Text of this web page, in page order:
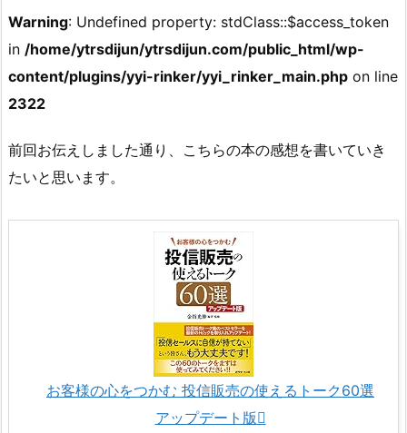
Warning: Undefined property: stdClass::$access_token
in /home/ytrsdijun/ytrsdijun.com/public_html/wp-
content/plugins/yyi-rinker/yyi_rinker_main.php on line
2322
前回お伝えしました通り、こちらの本の感想を書いていき
たいと思います。
お客様の心をつかむ 投信販売の使えるトーク60選
アップデート版